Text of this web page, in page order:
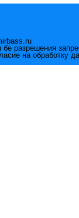
бе разрешения
на обработку